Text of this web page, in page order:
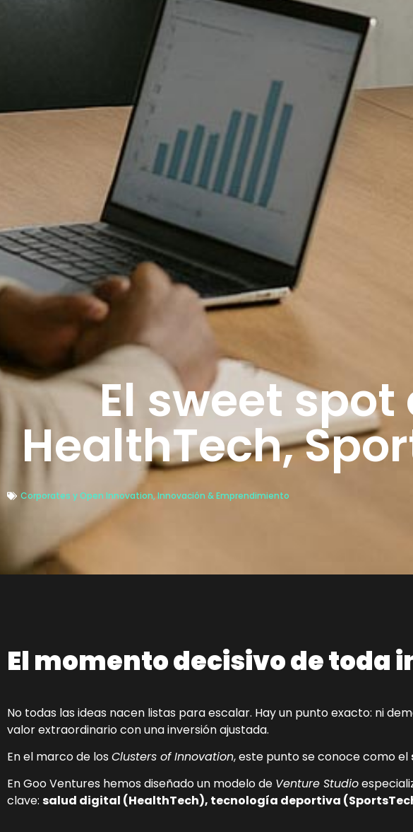
El sweet
HealthTech,
Corporates y Open Innovation,Innovación & Emprendimiento
El momento decisivo de toda
No todas las ideas nacen listas para escalar. Hay un punto exacto: ni
valor extraordinario con una inversión ajustada.
En el marco de los Clusters of Innovation, este punto se conoce como el
En Goo Ventures hemos diseñado un modelo de Venture Studio
clave: salud digital (HealthTech), tecnología deportiva